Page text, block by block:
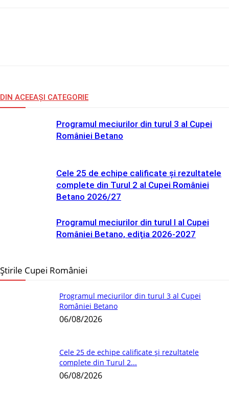
DIN ACEEAȘI CATEGORIE
Programul meciurilor din turul 3 al Cupei
României Betano
Cele 25 de echipe calificate și rezultatele
complete din Turul 2 al Cupei României
Betano 2026/27
Programul meciurilor din turul I al Cupei
României Betano, ediția 2026-2027
Știrile Cupei României
Programul meciurilor din turul 3 al Cupei
României Betano
06/08/2026
Cele 25 de echipe calificate și rezultatele
complete din Turul 2...
06/08/2026